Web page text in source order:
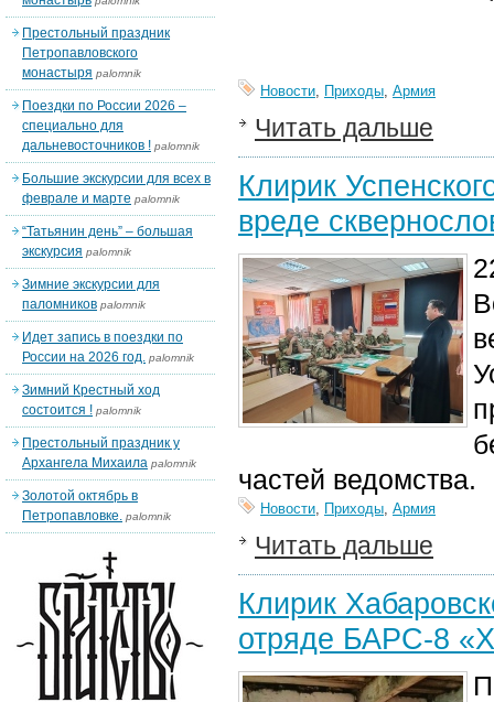
Новости, Приходы, Армия
Читать дальше
Клирик
вреде
частей ведомства.
Новости, Приходы, Армия
Читать дальше
Клирик
отряде БАРС-8
Престольный праздник
Петропавловского
монастыря palomnik
Поездки по России 2026 –
специально для
дальневосточников ! palomnik
Большие экскурсии для всех в
феврале и марте palomnik
“Татьянин день” – большая
экскурсия palomnik
Зимние экскурсии для
паломников palomnik
Идет запись в поездки по
России на 2026 год. palomnik
Зимний Крестный ход
состоится ! palomnik
Престольный праздник у
Архангела Михаила palomnik
Золотой октябрь в
Петропавловке. palomnik